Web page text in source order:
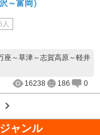
～富岡）
人
座～草津～志賀高原～軽井
16238
186 0
ャンル